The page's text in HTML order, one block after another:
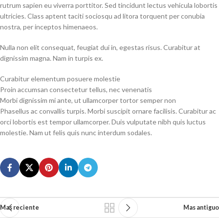
rutrum sapien eu viverra porttitor. Sed tincidunt lectus vehicula lobortis
ultricies. Class aptent taciti sociosqu ad litora torquent per conubia
nostra, per inceptos himenaeos.
Nulla non elit consequat, feugiat dui in, egestas risus. Curabitur at
dignissim magna. Nam in turpis ex.
Curabitur elementum posuere molestie
Proin accumsan consectetur tellus, nec venenatis
Morbi dignissim mi ante, ut ullamcorper tortor semper non
Phasellus ac convallis turpis. Morbi suscipit ornare facilisis. Curabitur ac
orci lobortis est tempor ullamcorper. Duis vulputate nibh quis luctus
molestie. Nam ut felis quis nunc interdum sodales.
Mas reciente Mas antiguo